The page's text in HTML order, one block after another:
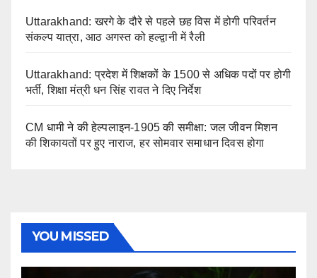
Uttarakhand: खरगे के दौरे से पहले छह विस में होगी परिवर्तन
संकल्प यात्रा, आठ अगस्त को हल्द्वानी में रैली
Uttarakhand: प्रदेश में शिक्षकों के 1500 से अधिक पदों पर होगी
भर्ती, शिक्षा मंत्री धन सिंह रावत ने दिए निर्देश
CM धामी ने की हेल्पलाइन-1905 की समीक्षा: जल जीवन मिशन
की शिकायतों पर हुए नाराज, हर सोमवार समाधान दिवस होगा
YOU MISSED